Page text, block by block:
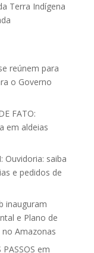
Terra Indígena
reúnem para
o Governo
FATO:
em aldeias
Ouvidoria: saiba
e pedidos de
inauguram
e Plano de
Amazonas
em